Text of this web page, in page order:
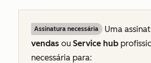
Assinatura necessária Uma
vendas ou Service hub
necessária para: